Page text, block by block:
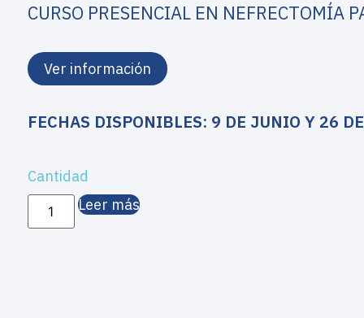
CURSO PRESENCIAL EN NEFRECTOMÍA
Ver información
FECHAS DISPONIBLES: 9 DE JUNIO Y 26
Cantidad
Leer más